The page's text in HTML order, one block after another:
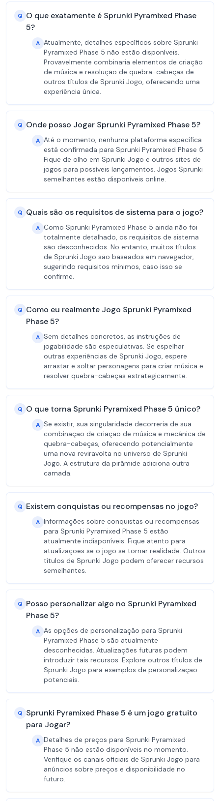
Q O que exatamente é Sprunki Pyramixed Phase
5?
A Atualmente, detalhes específicos sobre Sprunki
Pyramixed Phase 5 não estão disponíveis.
Provavelmente combinaria elementos de criação
de música e resolução de quebra-cabeças de
outros títulos de Sprunki Jogo, oferecendo uma
experiência única.
Q Onde posso Jogar Sprunki Pyramixed Phase 5?
A Até o momento, nenhuma plataforma específica
está confirmada para Sprunki Pyramixed Phase 5.
Fique de olho em Sprunki Jogo e outros sites de
jogos para possíveis lançamentos. Jogos Sprunki
semelhantes estão disponíveis online.
Q Quais são os requisitos de sistema para o jogo?
A Como Sprunki Pyramixed Phase 5 ainda não foi
totalmente detalhado, os requisitos de sistema
são desconhecidos. No entanto, muitos títulos
de Sprunki Jogo são baseados em navegador,
sugerindo requisitos mínimos, caso isso se
confirme.
Q Como eu realmente Jogo Sprunki Pyramixed
Phase 5?
A Sem detalhes concretos, as instruções de
jogabilidade são especulativas. Se espelhar
outras experiências de Sprunki Jogo, espere
arrastar e soltar personagens para criar música e
resolver quebra-cabeças estrategicamente.
Q O que torna Sprunki Pyramixed Phase 5 único?
A Se existir, sua singularidade decorreria de sua
combinação de criação de música e mecânica de
quebra-cabeças, oferecendo potencialmente
uma nova reviravolta no universo de Sprunki
Jogo. A estrutura da pirâmide adiciona outra
camada.
Q Existem conquistas ou recompensas no jogo?
A Informações sobre conquistas ou recompensas
para Sprunki Pyramixed Phase 5 estão
atualmente indisponíveis. Fique atento para
atualizações se o jogo se tornar realidade. Outros
títulos de Sprunki Jogo podem oferecer recursos
semelhantes.
Q Posso personalizar algo no Sprunki Pyramixed
Phase 5?
A As opções de personalização para Sprunki
Pyramixed Phase 5 são atualmente
desconhecidas. Atualizações futuras podem
introduzir tais recursos. Explore outros títulos de
Sprunki Jogo para exemplos de personalização
potenciais.
Q Sprunki Pyramixed Phase 5 é um jogo gratuito
para Jogar?
A Detalhes de preços para Sprunki Pyramixed
Phase 5 não estão disponíveis no momento.
Verifique os canais oficiais de Sprunki Jogo para
anúncios sobre preços e disponibilidade no
futuro.